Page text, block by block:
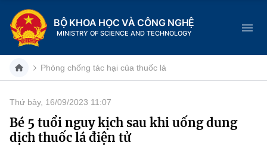
BỘ KHOA HỌC VÀ CÔNG NGHỆ
MINISTRY OF SCIENCE AND TECHNOLOGY
Danh mục
Trang chủ
Phòng chống tác hại của thuốc lá
Thứ bảy, 16/09/2023 11:07
Bé 5 tuổi nguy kịch sau khi uống dung
dịch thuốc lá điện tử